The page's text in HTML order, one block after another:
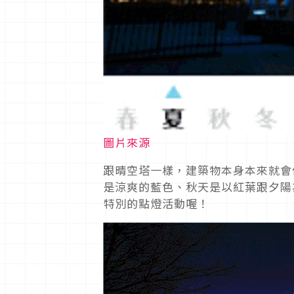
圖片來源
跟晴空塔一樣，建築物本身本來就
是涼爽的藍色、秋天是以紅葉跟夕
特別的點燈活動喔！